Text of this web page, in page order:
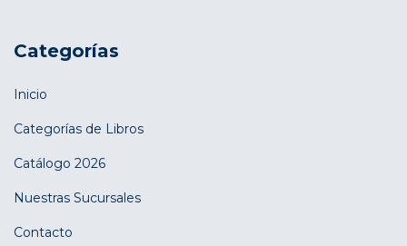
Categorías
Inicio
Categorías de Libros
Catálogo 2026
Nuestras Sucursales
Contacto